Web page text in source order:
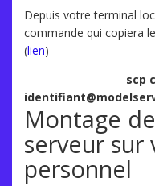
Depuis votre terminal
commande qui copiera
(lien)
scp
Montage
serveur
personnel